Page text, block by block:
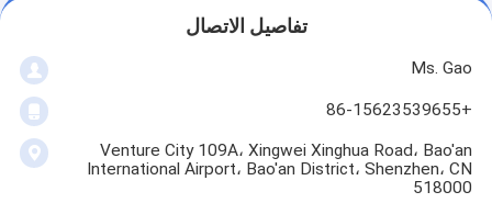
تفاصيل الاتصال
Ms. Gao
+86-15623539655
Venture City 109A، Xingwei Xinghua Road، Bao'an
International Airport، Bao'an District، Shenzhen، CN
518000